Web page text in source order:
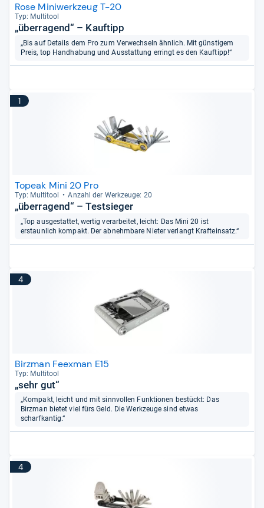
Rose Miniwerkzeug T-20
Typ: Mul­ti­tool
„überragend“ – Kauftipp
„Bis auf Details dem Pro zum Verwechseln ähnlich. Mit günstigem
Preis, top Handhabung und Ausstattung erringt es den Kauftipp!“
1
Topeak Mini 20 Pro
Typ: Mul­ti­tool Anzahl der Werk­zeuge: 20
„überragend“ – Testsieger
„Top ausgestattet, wertig verarbeitet, leicht: Das Mini 20 ist
erstaunlich kompakt. Der abnehmbare Nieter verlangt Krafteinsatz.“
4
Birzman Feexman E15
Typ: Mul­ti­tool
„sehr gut“
„Kompakt, leicht und mit sinnvollen Funktionen bestückt: Das
Birzman bietet viel fürs Geld. Die Werkzeuge sind etwas
scharfkantig.“
4